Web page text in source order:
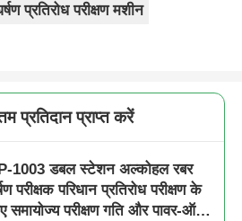
प्रतिरोध परीक्षण मशीन
प्रतिदान प्राप्त करें
1003 डबल स्टेशन अल्कोहल रबर
परीक्षक परिधान प्रतिरोध परीक्षण के
समायोज्य परीक्षण गति और पावर-ऑफ